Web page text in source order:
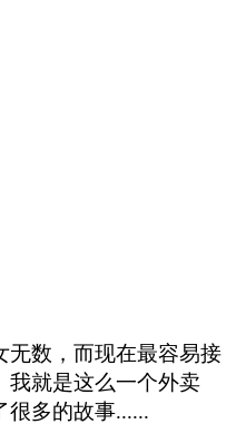
无数，而现在最容易接
我就是这么一个外卖
很多的故事......